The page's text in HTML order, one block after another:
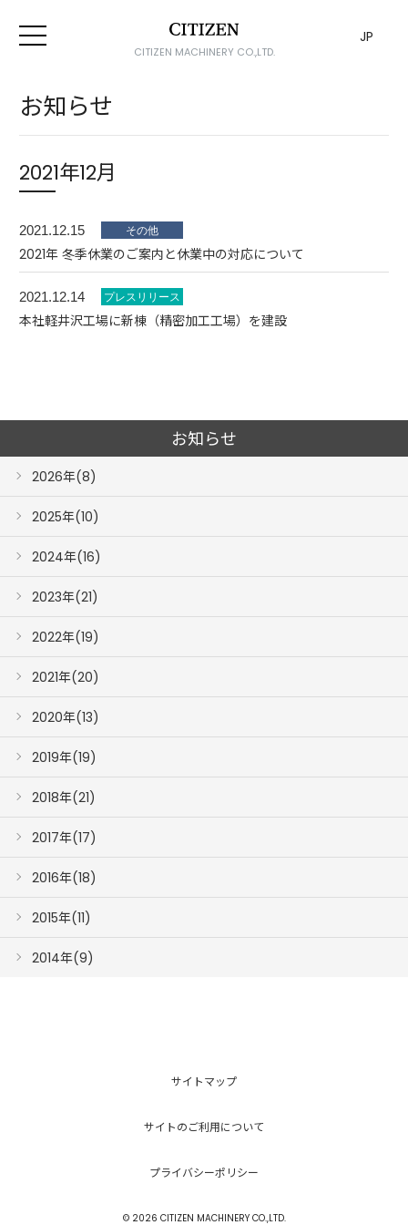
CITIZEN MACHINERY CO.,LTD.
JP
お知らせ
2021年12月
2021.12.15
2021年 冬季休業のご案内と休業中の対応について
2021.12.14
本社軽井沢工場に新棟（精密加工工場）を建設
お知らせ
2026年(8)
2025年(10)
2024年(16)
2023年(21)
2022年(19)
2021年(20)
2020年(13)
2019年(19)
2018年(21)
2017年(17)
2016年(18)
2015年(11)
2014年(9)
サイトマップ
サイトのご利用について
プライバシーポリシー
© 2026 CITIZEN MACHINERY CO.,LTD.